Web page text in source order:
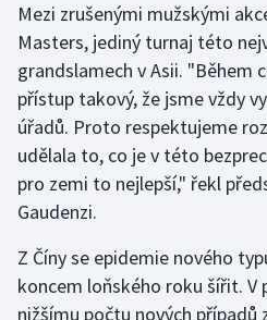
Motorsport
Olympijské hry
Parasport
Plavání
Plážový volejbal
Ragby
Mezi zrušenými mužskými
Masters, jediný turnaj této
grandslamech v Asii. "Během
přístup takový, že jsme vždy
úřadů. Proto respektujeme
udělala to, co je v této
pro zemi to nejlepší," řekl
Gaudenzi.
Z Číny se epidemie nového
koncem loňského roku šířit. V
nižšímu počtu nových případů